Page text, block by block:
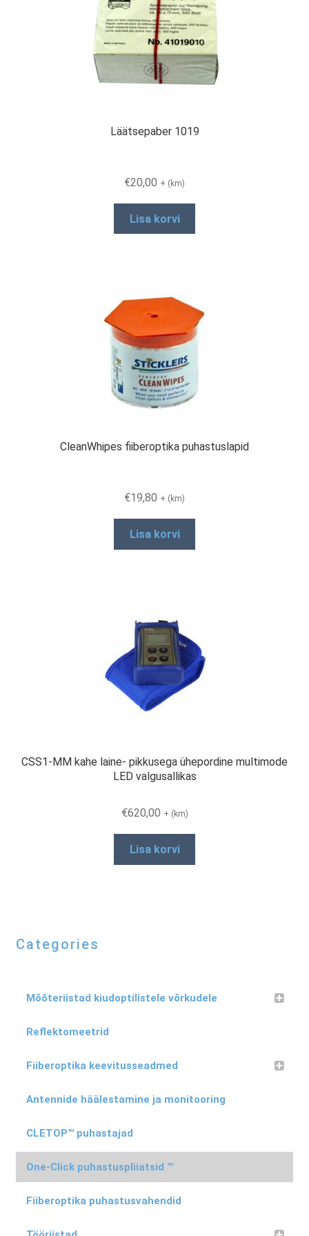
Läätsepaber 1019
€20,00 + (km)
Lisa korvi
CleanWhipes fiiberoptika puhastuslapid
€19,80 + (km)
Lisa korvi
CSS1-MM kahe laine- pikkusega ühepordine multimode
LED valgusallikas
€620,00 + (km)
Lisa korvi
Categories
Mõõteriistad kiudoptilistele võrkudele
Reflektomeetrid
Fiiberoptika keevitusseadmed
Antennide häälestamine ja monitooring
CLETOP™ puhastajad
One-Click puhastuspliiatsid ™
Fiiberoptika puhastusvahendid